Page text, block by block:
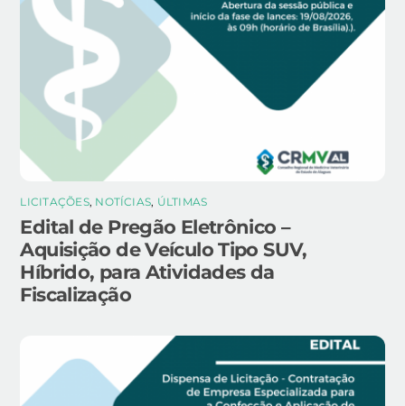
LICITAÇÕES, NOTÍCIAS, ÚLTIMAS
Edital de Pregão Eletrônico –
Aquisição de Veículo Tipo SUV,
Híbrido, para Atividades da
Fiscalização